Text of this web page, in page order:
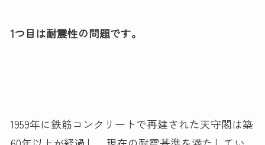
1つ目は耐震性の問題です。
1959年に鉄筋コンクリートで再建された天守閣は築